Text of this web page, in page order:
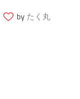
by たく丸